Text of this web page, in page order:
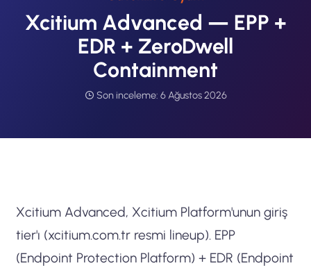
Xcitium Advanced — EPP +
EDR + ZeroDwell
Containment
Son inceleme: 6 Ağustos 2026
Xcitium Advanced, Xcitium Platform'unun giriş
tier'ı (xcitium.com.tr resmi lineup). EPP
(Endpoint Protection Platform) + EDR (Endpoint